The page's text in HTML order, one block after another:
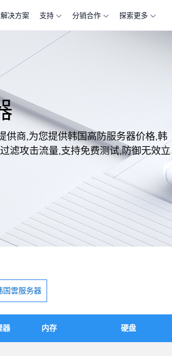
解决方案 支持 分销合作 探索更多
供商,为您提供韩国高防服务器价格,韩
滤攻击流量,支持免费测试,防御无效立
国雲服务器
器 内存 硬盘